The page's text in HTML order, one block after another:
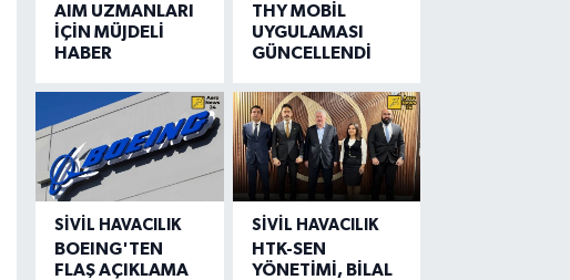
AIM UZMANLARI
İÇİN MÜJDELİ
HABER
THY MOBİL
UYGULAMASI
GÜNCELLENDİ
SIVIL HAVACILIK
BOEING'TEN
FLAŞ AÇIKLAMA
SIVIL HAVACILIK
HTK-SEN
YÖNETİMİ, BİLAL